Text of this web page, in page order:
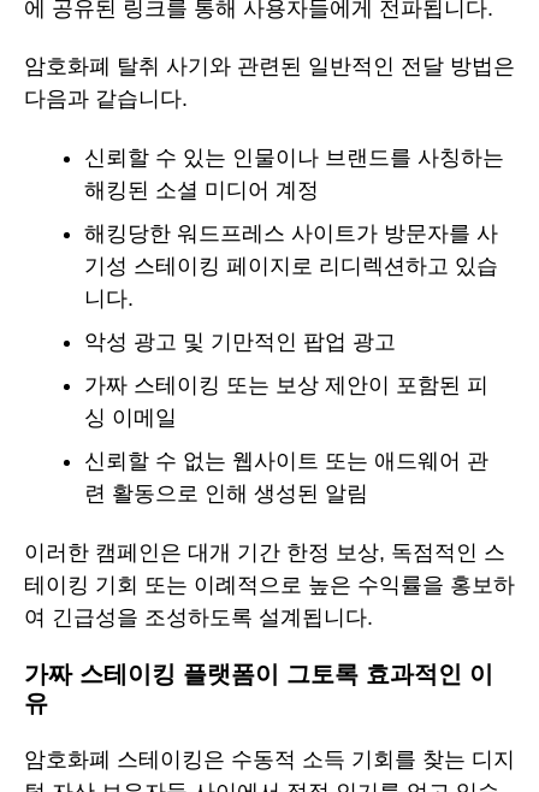
에 공유된 링크를 통해 사용자들에게 전파됩니다.
암호화폐 탈취 사기와 관련된 일반적인 전달 방법은
다음과 같습니다.
신뢰할 수 있는 인물이나 브랜드를 사칭하는
해킹된 소셜 미디어 계정
해킹당한 워드프레스 사이트가 방문자를 사
기성 스테이킹 페이지로 리디렉션하고 있습
니다.
악성 광고 및 기만적인 팝업 광고
가짜 스테이킹 또는 보상 제안이 포함된 피
싱 이메일
신뢰할 수 없는 웹사이트 또는 애드웨어 관
련 활동으로 인해 생성된 알림
이러한 캠페인은 대개 기간 한정 보상, 독점적인 스
테이킹 기회 또는 이례적으로 높은 수익률을 홍보하
여 긴급성을 조성하도록 설계됩니다.
가짜 스테이킹 플랫폼이 그토록 효과적인 이
유
암호화폐 스테이킹은 수동적 소득 기회를 찾는 디지